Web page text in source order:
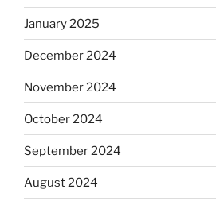
January 2025
December 2024
November 2024
October 2024
September 2024
August 2024